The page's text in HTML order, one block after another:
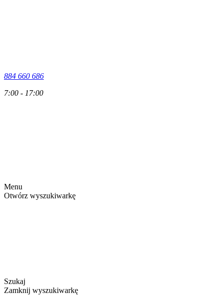
884 660 686
7:00 - 17:00
Menu
Otwórz wyszukiwarkę
Szukaj
Zamknij wyszukiwarkę